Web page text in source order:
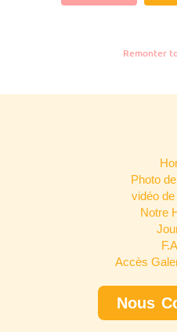
Remonter
Photo
vidéo
Notre
Accès
Nous